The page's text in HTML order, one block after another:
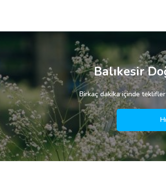
Balıkesir
Birkaç dakika içinde